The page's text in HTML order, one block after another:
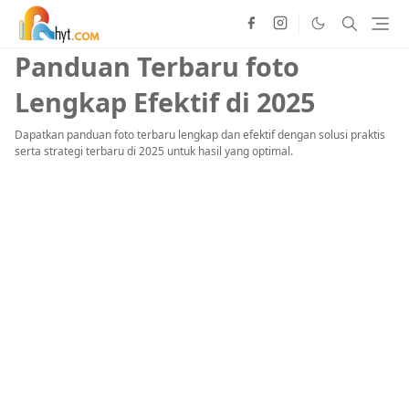
Panduan Terbaru foto
Lengkap Efektif di 2025
Dapatkan panduan foto terbaru lengkap dan efektif dengan solusi praktis
serta strategi terbaru di 2025 untuk hasil yang optimal.